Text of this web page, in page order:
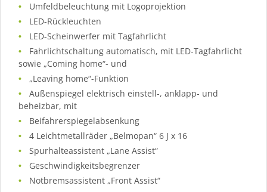
Umfeldbeleuchtung mit Logoprojektion
LED-Rückleuchten
LED-Scheinwerfer mit Tagfahrlicht
Fahrlichtschaltung automatisch, mit LED-Tagfahrlicht
sowie „Coming home“- und
„Leaving home“-Funktion
Außenspiegel elektrisch einstell-, anklapp- und
beheizbar, mit
Beifahrerspiegelabsenkung
4 Leichtmetallräder „Belmopan“ 6 J x 16
Spurhalteassistent „Lane Assist“
Geschwindigkeitsbegrenzer
Notbremsassistent „Front Assist“